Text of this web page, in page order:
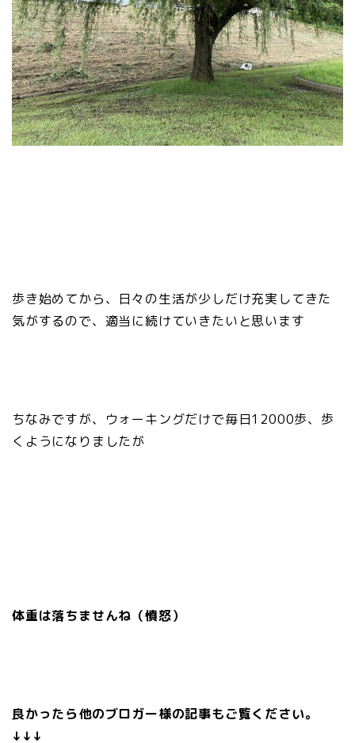
歩き始めてから、日々の生活が少しだけ充実してきた
気がするので、適当に続けていきたいと思います
ちなみですが、ウォーキングだけで毎日12000歩、歩
くようになりましたが
体重は落ちませんね（憤怒）
良かったら他のブロガー様の記事もご覧ください。
↓↓↓